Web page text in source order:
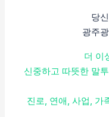
당
광주
더 이
신중하고 따뜻한 말
진로, 연애, 사업, 가